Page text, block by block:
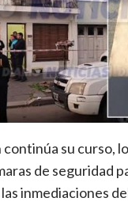
su curso,
de seguridad
inmediaciones